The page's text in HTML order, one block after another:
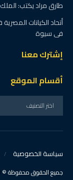
طارق مراد يكتب:
أتحاد الكيانات
فى سيوة
إشترك معنا
أقسام الموقع
سياسة الخصوصية
جميع الحقوق محفوظة © 2021 لـ المساء - يُدار بواسطة إدارة التحول الرقمي.